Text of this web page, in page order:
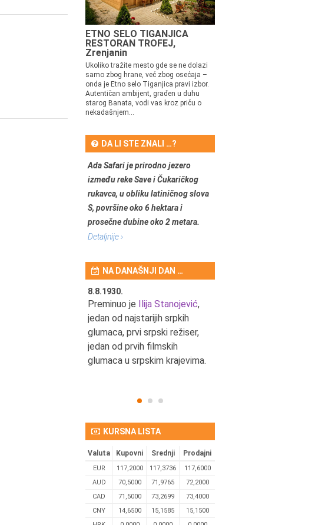
ETNO SELO TIGANJICA
RESTORAN TROFEJ,
Zrenjanin
Ukoliko tražite mesto gde se ne dolazi
samo zbog hrane, već zbog osećaja –
onda je Etno selo Tiganjica pravi izbor.
Autentičan ambijent, građen u duhu
starog Banata, vodi vas kroz priču o
nekadašnjem...
DA LI STE ZNALI …?
Ada Safari je prirodno jezero
između reke Save i Čukaričkog
rukavca, u obliku latiničnog slova
S, površine oko 6 hektara i
prosečne dubine oko 2 metara.
Detaljnije ›
NA DANAŠNJI DAN …
8.8.1930.
Preminuo je Ilija Stanojević,
jedan od najstarijih srpkih
glumaca, prvi srpski režiser,
jedan od prvih filmskih
glumaca u srpskim krajevima.
KURSNA LISTA
Valuta Kupovni Srednji Prodajni
EUR 117,2000 117,3736
117,6000
AUD
70,5000 71,9765
72,2000
CAD
71,5000 73,2699
73,4000
CNY
14,6500 15,1585
15,1500